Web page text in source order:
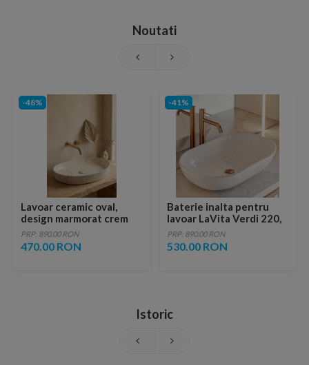
Noutati
-48%
Lavoar ceramic oval,
design marmorat crem
lucios cu vene aurii,
ventil inclus
PRP: 890.00 RON
470.00 RON
-41%
Baterie inalta pentru
lavoar LaVita Verdi 220,
fara ventil, brushed
copper
PRP: 890.00 RON
530.00 RON
Istoric